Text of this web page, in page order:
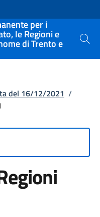
per i
le Regioni e
di Trento e Cerca
del 16/12/2021 /